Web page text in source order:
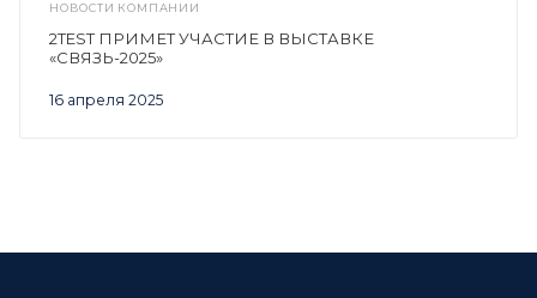
НОВОСТИ КОМПАНИИ
16 апреля 2025
2TEST ПРИМЕТ УЧАСТИЕ В ВЫСТАВКЕ
«СВЯЗЬ-2025»